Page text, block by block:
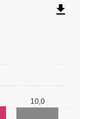
10,0
file_download